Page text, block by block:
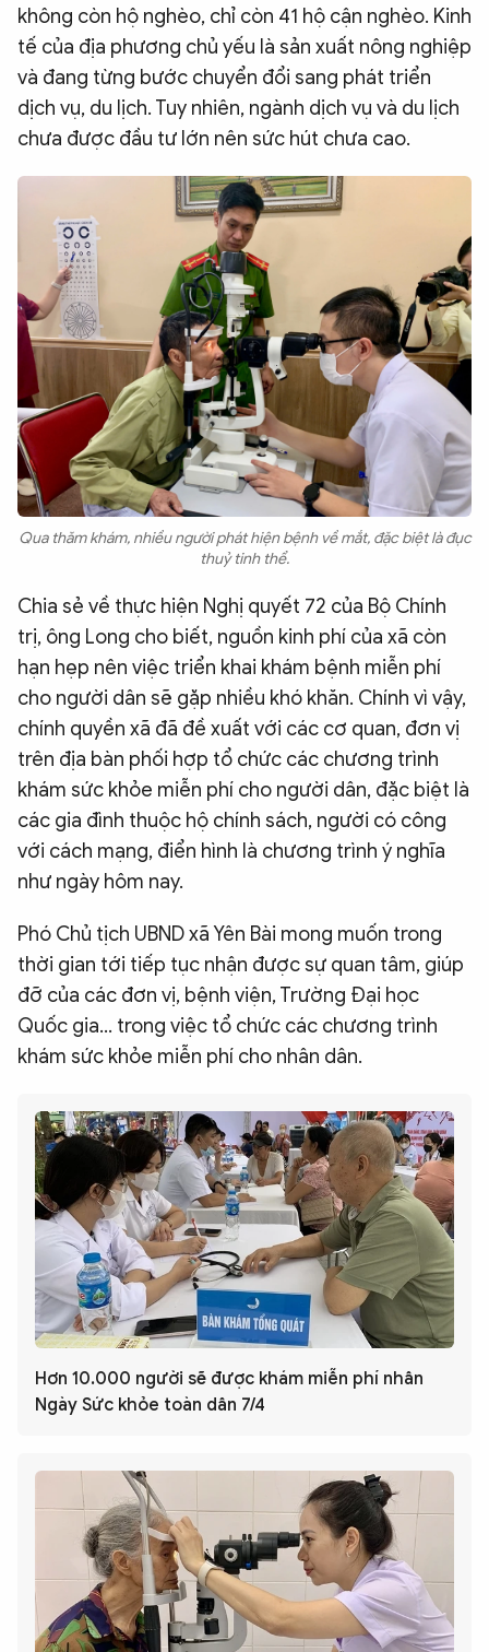
không còn hộ nghèo, chỉ còn 41 hộ cận nghèo. Kinh
tế của địa phương chủ yếu là sản xuất nông nghiệp
và đang từng bước chuyển đổi sang phát triển
dịch vụ, du lịch. Tuy nhiên, ngành dịch vụ và du lịch
chưa được đầu tư lớn nên sức hút chưa cao.
Qua thăm khám, nhiều người phát hiện bệnh về mắt, đặc biệt là đục
thuỷ tinh thể.
Chia sẻ về thực hiện Nghị quyết 72 của Bộ Chính
trị, ông Long cho biết, nguồn kinh phí của xã còn
hạn hẹp nên việc triển khai khám bệnh miễn phí
cho người dân sẽ gặp nhiều khó khăn. Chính vì vậy,
chính quyền xã đã đề xuất với các cơ quan, đơn vị
trên địa bàn phối hợp tổ chức các chương trình
khám sức khỏe miễn phí cho người dân, đặc biệt là
các gia đình thuộc hộ chính sách, người có công
với cách mạng, điển hình là chương trình ý nghĩa
như ngày hôm nay.
Phó Chủ tịch UBND xã Yên Bài mong muốn trong
thời gian tới tiếp tục nhận được sự quan tâm, giúp
đỡ của các đơn vị, bệnh viện, Trường Đại học
Quốc gia… trong việc tổ chức các chương trình
khám sức khỏe miễn phí cho nhân dân.
Hơn 10.000 người sẽ được khám miễn phí nhân
Ngày Sức khỏe toàn dân 7/4